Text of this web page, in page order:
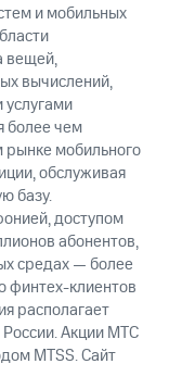
и мобильных
вещей,
вычислений,
услугами
более чем
рынке мобильного
обслуживая
базу.
доступом
абонентов,
средах — более
финтех-клиентов
располагает
России. Акции МТС
MTSS. Сайт